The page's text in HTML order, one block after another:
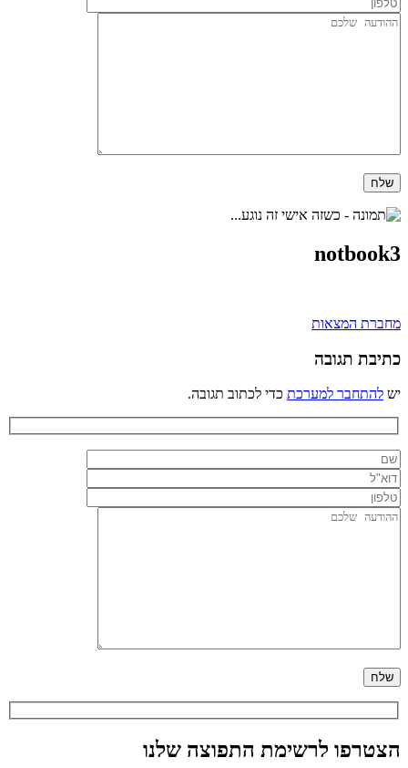
notbook3
ניווט
מחברת המצאות
כתיבת תגובה
יש להתחבר למערכת כדי לכתוב תגובה.
הצטרפו לרשימת התפוצה שלנו